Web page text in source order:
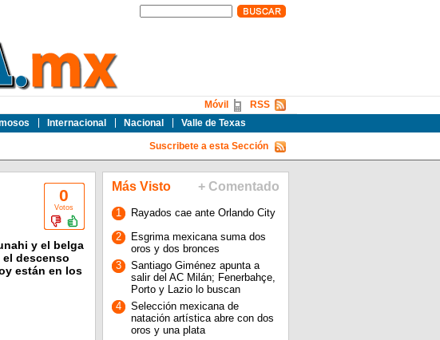
Internacional Nacional Valle de Texas
RSS
Móvil
Suscribete a esta Sección
0
Votos
y el belga
descenso
están en los
Más Visto + Comentado
1
Rayados cae ante Orlando City
2
Esgrima mexicana suma dos
oros y dos bronces
3
Santiago Giménez apunta a
salir del AC Milán; Fenerbahçe,
Porto y Lazio lo buscan
4
Selección mexicana de
natación artística abre con dos
oros y una plata